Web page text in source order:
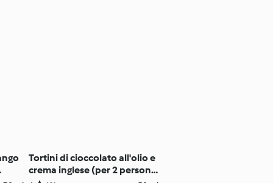
Tortini di cioccolato all'olio e
crema inglese (per 2 persone)